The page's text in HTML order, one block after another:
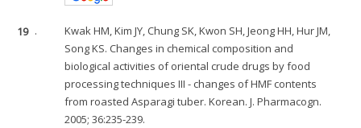
19 .
Kwak HM, Kim JY, Chung SK, Kwon SH, Jeong HH, Hur JM,
Song KS. Changes in chemical composition and
biological activities of oriental crude drugs by food
processing techniques III - changes of HMF contents
from roasted Asparagi tuber. Korean. J. Pharmacogn.
2005; 36:235-239.